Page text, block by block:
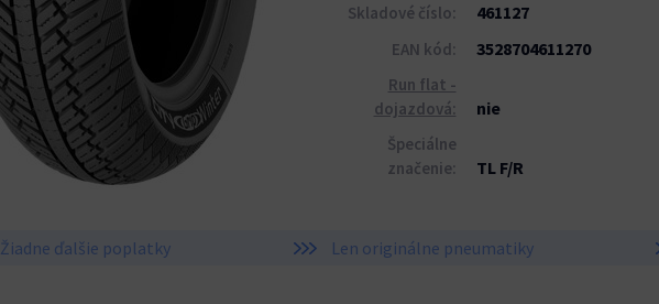
Skladové číslo: 461127
EAN kód: 3528704611270
Run flat -
dojazdová:
nie
Špeciálne
značenie:
TL F/R
Žiadne ďalšie poplatky Len originálne pneumatiky